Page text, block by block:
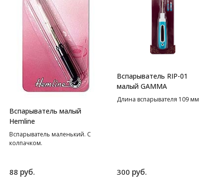
Вспарыватель малый
Hemline
Вспарыватель маленький. С
колпачком.
88 руб.
Вспарыватель RIP-01
малый GAMMA
Длина вспарывателя 109 мм
300 руб.